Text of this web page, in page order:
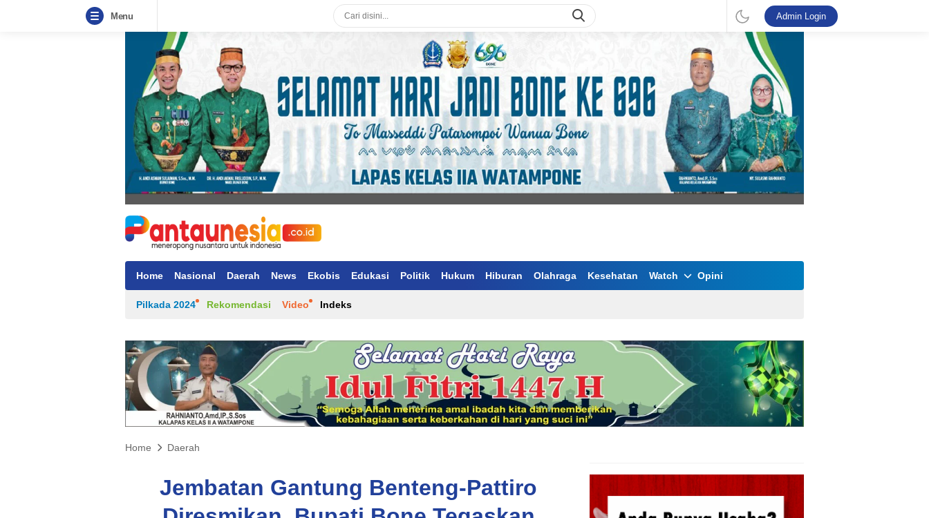
Menu Admin Login
Home Nasional Daerah News Ekobis Edukasi Politik Hukum Hiburan Olahraga Kesehatan Watch Opini
Pilkada 2024 Rekomendasi Video Indeks
Home Daerah
Jembatan Gantung Benteng-Pattiro